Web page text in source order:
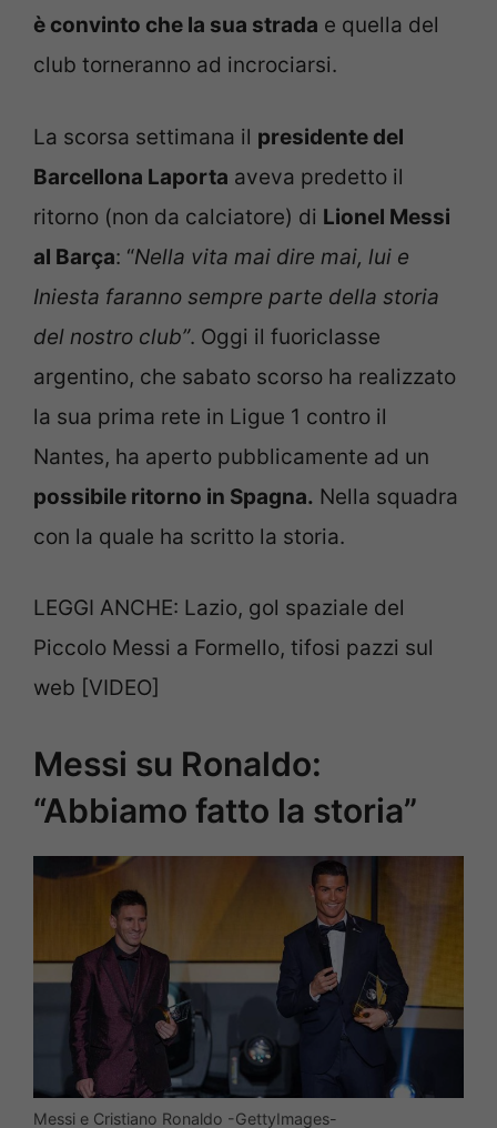
è convinto che la sua strada e quella del
club torneranno ad incrociarsi.
La scorsa settimana il presidente del
Barcellona Laporta aveva predetto il
ritorno (non da calciatore) di Lionel Messi
al Barça: “Nella vita mai dire mai, lui e
Iniesta faranno sempre parte della storia
del nostro club”. Oggi il fuoriclasse
argentino, che sabato scorso ha realizzato
la sua prima rete in Ligue 1 contro il
Nantes, ha aperto pubblicamente ad un
possibile ritorno in Spagna. Nella squadra
con la quale ha scritto la storia.
LEGGI ANCHE: Lazio, gol spaziale del
Piccolo Messi a Formello, tifosi pazzi sul
web [VIDEO]
Messi su Ronaldo:
“Abbiamo fatto la storia”
Messi e Cristiano Ronaldo -GettyImages-